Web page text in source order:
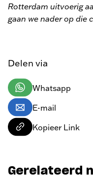
Rotterdam uitvoerig
gaan we nader op die
Delen via
Whatsapp
E-mail
Kopieer Link
Gerelateerd